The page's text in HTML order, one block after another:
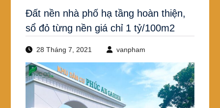
Đất nền nhà phố hạ tầng hoàn thiện,
sổ đỏ từng nền giá chỉ 1 tỷ/100m2
28 Tháng 7, 2021 vanpham